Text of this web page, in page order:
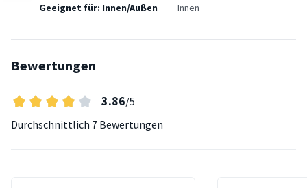
Geeignet für: Innen/Außen Innen
Bewertungen
3.86/5
Durchschnittlich 7 Bewertungen